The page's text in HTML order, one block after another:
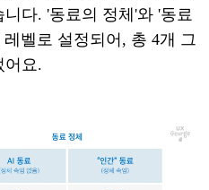
다. '동료의 정체'와 '동료
벨로 설정되어, 총 4개 그
어요.